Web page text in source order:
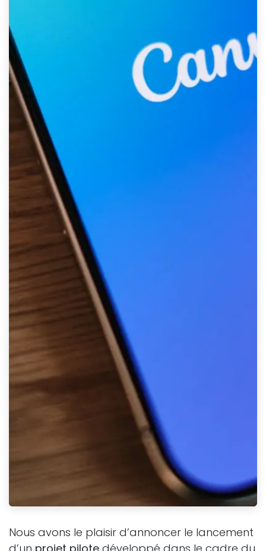
Nous avons le plaisir d’annoncer le lancement